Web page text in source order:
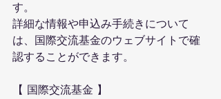
す。
詳細な情報や申込み手続きについて
は、国際交流基金のウェブサイトで確
認することができます。
【 国際交流基金 】